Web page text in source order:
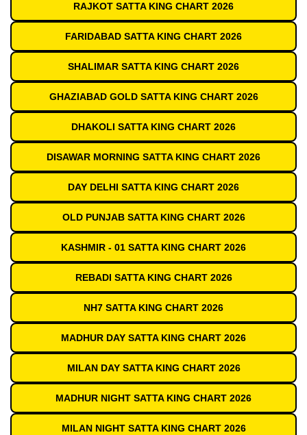
RAJKOT SATTA KING CHART 2026
FARIDABAD SATTA KING CHART 2026
SHALIMAR SATTA KING CHART 2026
GHAZIABAD GOLD SATTA KING CHART 2026
DHAKOLI SATTA KING CHART 2026
DISAWAR MORNING SATTA KING CHART 2026
DAY DELHI SATTA KING CHART 2026
OLD PUNJAB SATTA KING CHART 2026
KASHMIR - 01 SATTA KING CHART 2026
REBADI SATTA KING CHART 2026
NH7 SATTA KING CHART 2026
MADHUR DAY SATTA KING CHART 2026
MILAN DAY SATTA KING CHART 2026
MADHUR NIGHT SATTA KING CHART 2026
MILAN NIGHT SATTA KING CHART 2026